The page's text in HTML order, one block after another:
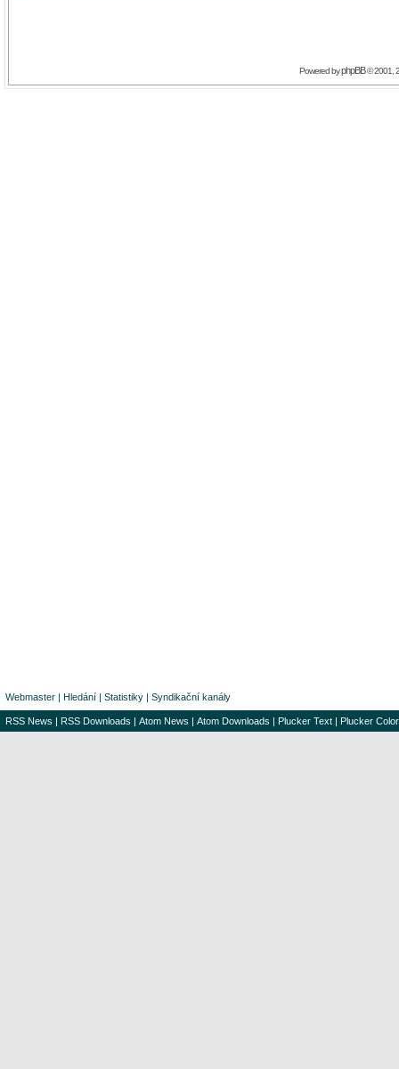
Powered byphpBB© 2001,
Webmaster | Hledání | Statistiky | Syndikační kanály
RSS News | RSS Downloads | Atom News | Atom Downloads | Plucker Text | Plucker Color